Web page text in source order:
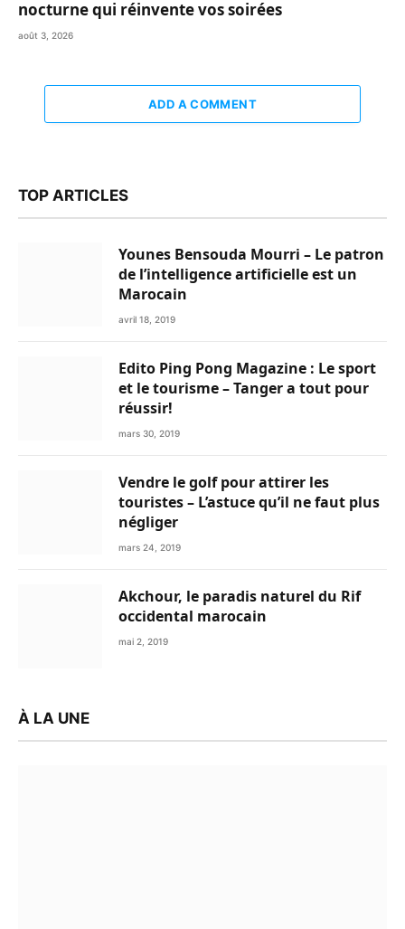
nocturne qui réinvente vos soirées
août 3, 2026
ADD A COMMENT
TOP ARTICLES
Younes Bensouda Mourri – Le patron
de l’intelligence artificielle est un
Marocain
avril 18, 2019
Edito Ping Pong Magazine : Le sport
et le tourisme – Tanger a tout pour
réussir!
mars 30, 2019
Vendre le golf pour attirer les
touristes – L’astuce qu’il ne faut plus
négliger
mars 24, 2019
Akchour, le paradis naturel du Rif
occidental marocain
mai 2, 2019
À LA UNE